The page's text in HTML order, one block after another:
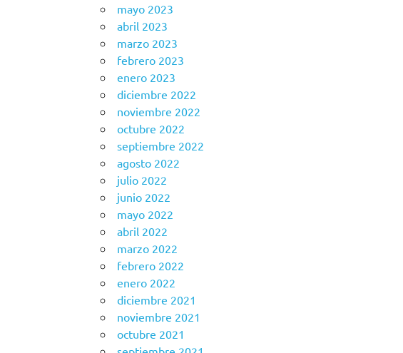
mayo 2023
abril 2023
marzo 2023
febrero 2023
enero 2023
diciembre 2022
noviembre 2022
octubre 2022
septiembre 2022
agosto 2022
julio 2022
junio 2022
mayo 2022
abril 2022
marzo 2022
febrero 2022
enero 2022
diciembre 2021
noviembre 2021
octubre 2021